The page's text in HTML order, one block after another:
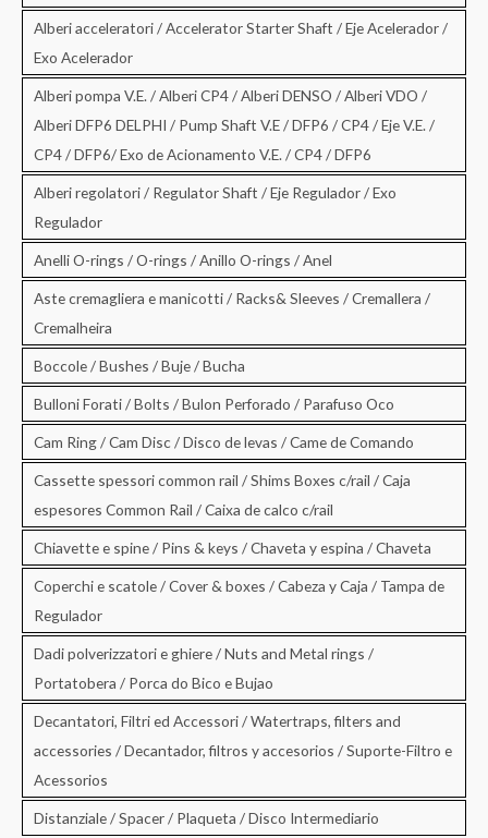
Alberi acceleratori / Accelerator Starter Shaft / Eje Acelerador /
Exo Acelerador
Alberi pompa V.E. / Alberi CP4 / Alberi DENSO / Alberi VDO /
Alberi DFP6 DELPHI / Pump Shaft V.E / DFP6 / CP4 / Eje V.E. /
CP4 / DFP6/ Exo de Acionamento V.E. / CP4 / DFP6
Alberi regolatori / Regulator Shaft / Eje Regulador / Exo
Regulador
Anelli O-rings / O-rings / Anillo O-rings / Anel
Aste cremagliera e manicotti / Racks& Sleeves / Cremallera /
Cremalheira
Boccole / Bushes / Buje / Bucha
Bulloni Forati / Bolts / Bulon Perforado / Parafuso Oco
Cam Ring / Cam Disc / Disco de levas / Came de Comando
Cassette spessori common rail / Shims Boxes c/rail / Caja
espesores Common Rail / Caixa de calco c/rail
Chiavette e spine / Pins & keys / Chaveta y espina / Chaveta
Coperchi e scatole / Cover & boxes / Cabeza y Caja / Tampa de
Regulador
Dadi polverizzatori e ghiere / Nuts and Metal rings /
Portatobera / Porca do Bico e Bujao
Decantatori, Filtri ed Accessori / Watertraps, filters and
accessories / Decantador, filtros y accesorios / Suporte-Filtro e
Acessorios
Distanziale / Spacer / Plaqueta / Disco Intermediario